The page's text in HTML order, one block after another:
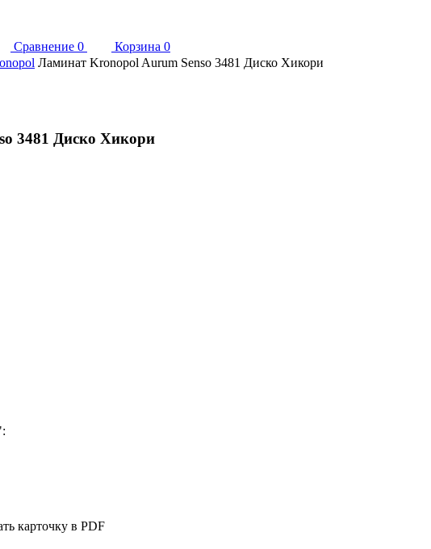
Сравнение 0 Корзина 0
Ламинат Kronopol Aurum Senso 3481 Диско Хикори
3481 Диско Хикори
карточку в PDF